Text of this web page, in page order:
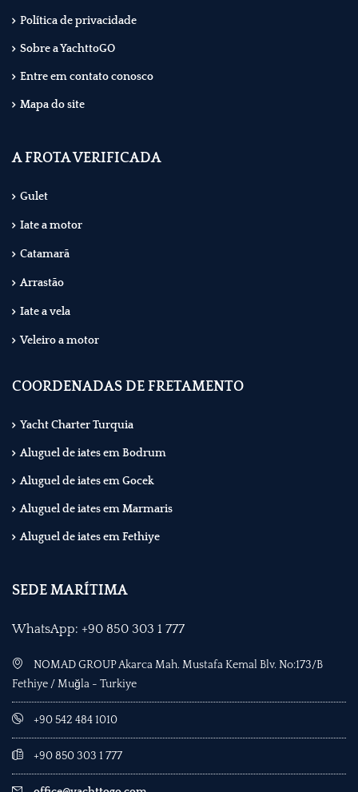
Política de privacidade
Sobre a YachttoGO
Entre em contato conosco
Mapa do site
A FROTA VERIFICADA
Gulet
Iate a motor
Catamarã
Arrastão
Iate a vela
Veleiro a motor
COORDENADAS DE FRETAMENTO
Yacht Charter Turquia
Aluguel de iates em Bodrum
Aluguel de iates em Gocek
Aluguel de iates em Marmaris
Aluguel de iates em Fethiye
SEDE MARÍTIMA
WhatsApp: +90 850 303 1 777
NOMAD GROUP Akarca Mah. Mustafa Kemal Blv. No:173/B
Fethiye / Muğla - Turkiye
+90 542 484 1010
+90 850 303 1 777